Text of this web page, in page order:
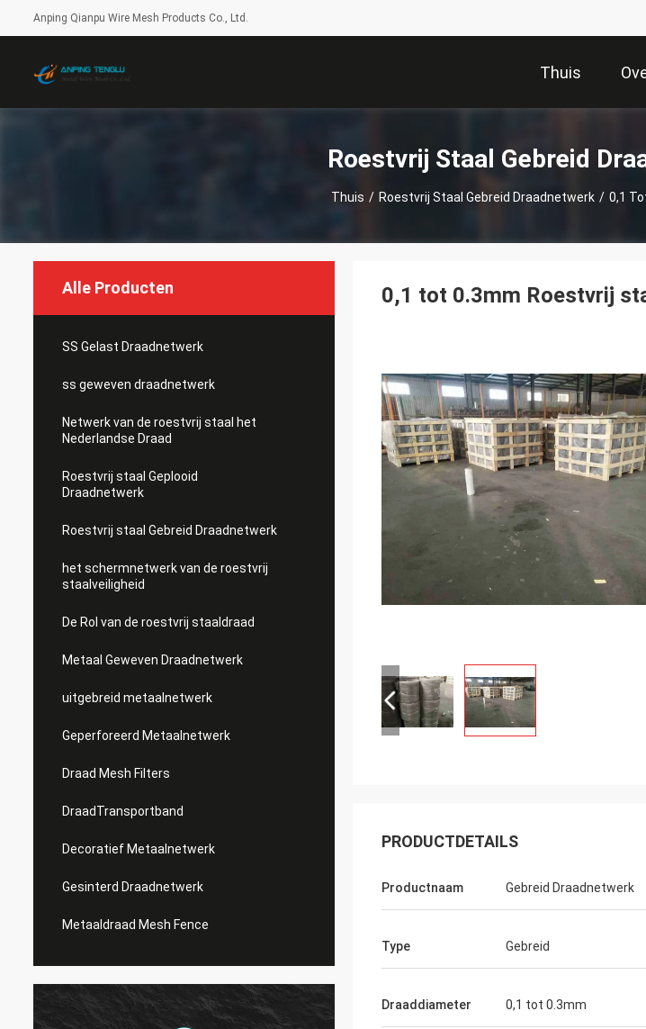
Anping Qianpu Wire Mesh Products Co., Ltd.
Thuis
Roestvrij Staal Gebreid
Thuis / Roestvrij Staal Gebreid Draadnetwerk / 0,1
Alle Producten
SS Gelast Draadnetwerk
ss geweven draadnetwerk
Netwerk van de roestvrij staal het
Nederlandse Draad
Roestvrij staal Geplooid
Draadnetwerk
Roestvrij staal Gebreid Draadnetwerk
het schermnetwerk van de roestvrij
staalveiligheid
De Rol van de roestvrij staaldraad
Metaal Geweven Draadnetwerk
uitgebreid metaalnetwerk
Geperforeerd Metaalnetwerk
Draad Mesh Filters
DraadTransportband
Decoratief Metaalnetwerk
Gesinterd Draadnetwerk
Metaaldraad Mesh Fence
0,1 tot 0.3mm Roestvrij
PRODUCTDETAILS
Productnaam Gebreid Draadnetwerk
Type Gebreid
Draaddiameter 0,1 tot 0.3mm